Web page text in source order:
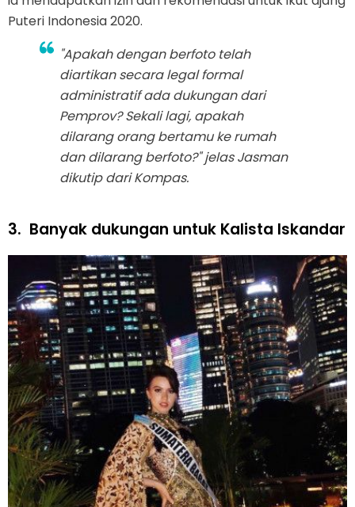
Puteri Indonesia 2020.
"Apakah dengan berfoto telah
diartikan secara legal formal
administratif ada dukungan dari
Pemprov? Sekali lagi, apakah
dilarang orang bertamu ke rumah
dan dilarang berfoto?" jelas Jasman
dikutip dari Kompas.
3. Banyak dukungan untuk Kalista Iskandar